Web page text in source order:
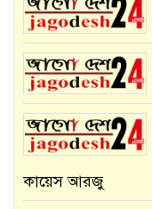
কায়েস আরজু